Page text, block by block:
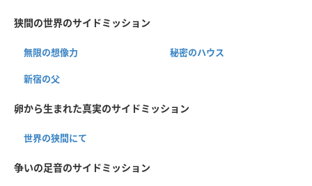
狭間の世界のサイドミッション
無限の想像力 秘密のハウス
新宿の父
卵から生まれた真実のサイドミッション
世界の狭間にて
争いの足音のサイドミッション